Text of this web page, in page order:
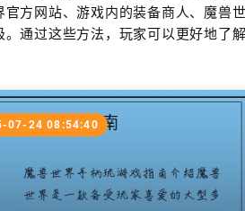
官方网站、游戏内的装备商人、魔兽
。通过这些方法，玩家可以更好地了
07-24 08:54:40